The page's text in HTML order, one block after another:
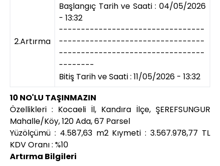
2.Artırma
Başlangıç Tarih ve Saati : 04/05/2026
- 13:32
---------------------------------
---------------------------------
---------------------------------
--------
Bitiş Tarih ve Saati : 11/05/2026 - 13:32
10 NO'LU TAŞINMAZIN
Özellikleri : Kocaeli İl, Kandıra İlçe, ŞEREFSUNGUR
Mahalle/Köy, 120 Ada, 67 Parsel
Yüzölçümü : 4.587,63 m2 Kıymeti : 3.567.978,77 TL
KDV Oranı : %10
Artırma Bilgileri